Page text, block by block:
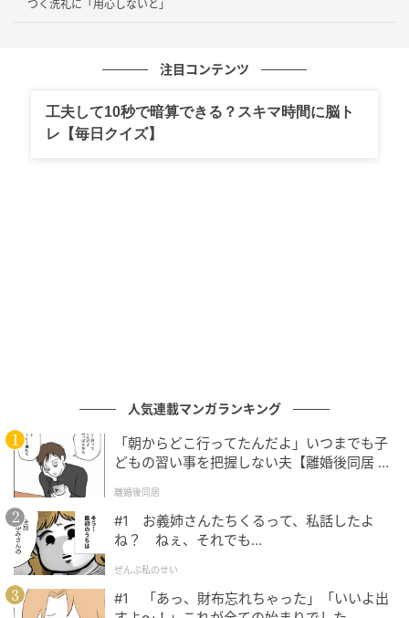
つく洗礼に「用心しないと」
注目コンテンツ
工夫して10秒で暗算できる？スキマ時間に脳ト
レ【毎日クイズ】
人気連載マンガランキング
「朝からどこ行ってたんだよ」いつまでも子
どもの習い事を把握しない夫【離婚後同居 Vo
離婚後同居
#1 お義姉さんたちくるって、私話したよ
ね？ ねぇ、それでも…
ぜんぶ私のせい
#1 「あっ、財布忘れちゃった」「いいよ出